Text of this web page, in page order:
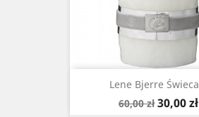
Lene Bjerre
Cena
60,00 zł Cena
30,00 zł